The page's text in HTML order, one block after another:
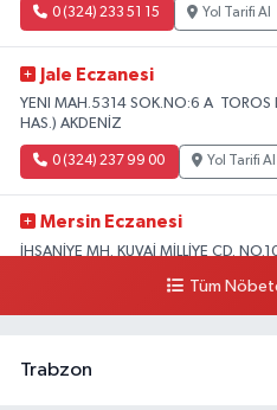
0 (324) 233 51 15 Yol Tarifi Al
Jale Eczanesi
YENI MAH.5314 SOK.NO:6 A TOROS
HAS.) AKDENİZ
0 (324) 237 99 00 Yol Tarifi Al
Mersin Eczanesi
İHSANİYE MH. KUVAİ MİLLİYE CD.
Tüm
Trabzon